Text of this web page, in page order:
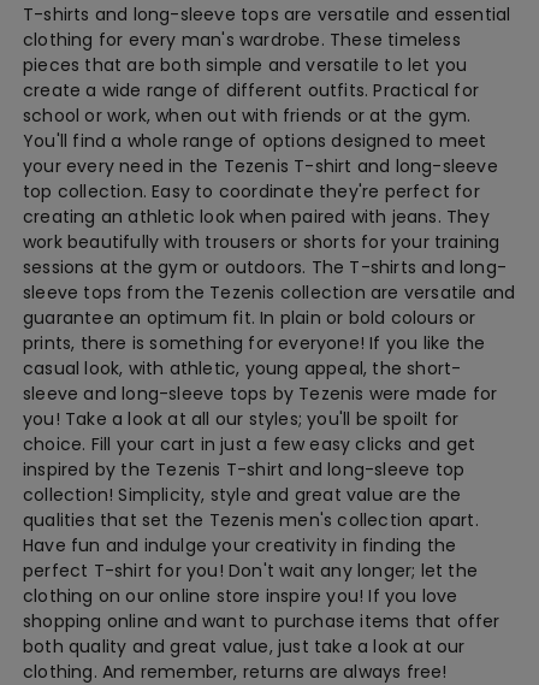
T-shirts and long-sleeve tops are versatile and essential
clothing for every man's wardrobe. These timeless
pieces that are both simple and versatile to let you
create a wide range of different outfits. Practical for
school or work, when out with friends or at the gym.
You'll find a whole range of options designed to meet
your every need in the Tezenis T-shirt and long-sleeve
top collection. Easy to coordinate they're perfect for
creating an athletic look when paired with jeans. They
work beautifully with trousers or shorts for your training
sessions at the gym or outdoors. The T-shirts and long-
sleeve tops from the Tezenis collection are versatile and
guarantee an optimum fit. In plain or bold colours or
prints, there is something for everyone! If you like the
casual look, with athletic, young appeal, the short-
sleeve and long-sleeve tops by Tezenis were made for
you! Take a look at all our styles; you'll be spoilt for
choice. Fill your cart in just a few easy clicks and get
inspired by the Tezenis T-shirt and long-sleeve top
collection! Simplicity, style and great value are the
qualities that set the Tezenis men's collection apart.
Have fun and indulge your creativity in finding the
perfect T-shirt for you! Don't wait any longer; let the
clothing on our online store inspire you! If you love
shopping online and want to purchase items that offer
both quality and great value, just take a look at our
clothing. And remember, returns are always free!